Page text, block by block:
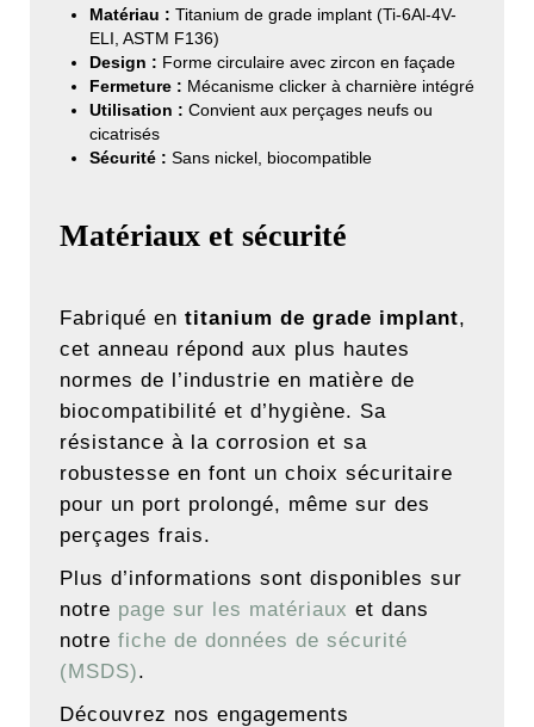
Matériau : Titanium de grade implant (Ti-6Al-4V-
ELI, ASTM F136)
Design : Forme circulaire avec zircon en façade
Fermeture : Mécanisme clicker à charnière intégré
Utilisation : Convient aux perçages neufs ou
cicatrisés
Sécurité : Sans nickel, biocompatible
Matériaux et sécurité
Fabriqué en titanium de grade implant,
cet anneau répond aux plus hautes
normes de l’industrie en matière de
biocompatibilité et d’hygiène. Sa
résistance à la corrosion et sa
robustesse en font un choix sécuritaire
pour un port prolongé, même sur des
perçages frais.
Plus d’informations sont disponibles sur
notre page sur les matériaux et dans
notre fiche de données de sécurité
(MSDS).
Découvrez nos engagements